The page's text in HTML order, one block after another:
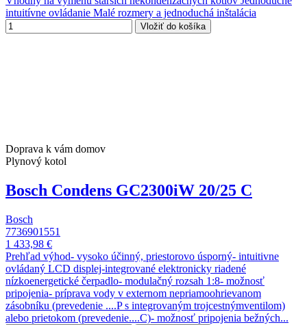
intuitívne ovládanie Malé rozmery a jednoduchá inštalácia
Vložiť do košíka
Doprava k vám domov
Plynový kotol
Bosch Condens GC2300iW 20/25 C
Bosch
7736901551
1 433,98 €
Prehľad výhod- vysoko účinný, priestorovo úsporný- intuitivne
ovládaný LCD displej-integrované elektronicky riadené
nízkoenergetické čerpadlo- modulačný rozsah 1:8- možnosť
pripojenia- príprava vody v externom nepriamoohrievanom
zásobníku (prevedenie ....P s integrovaným trojcestnýmventilom)
alebo prietokom (prevedenie....C)- možnosť pripojenia bežných...